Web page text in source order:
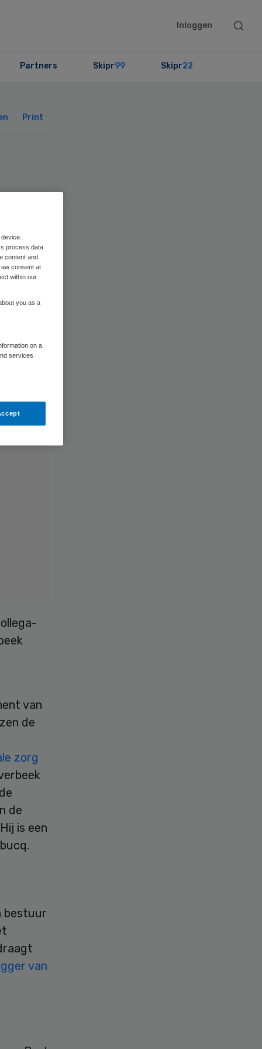
Inloggen
Search
Partners Skipr99 Skipr22
Print
van
de
zorg
de
is een
bestuur
van
process data
content and
consent at
within our
you as a
on a
services